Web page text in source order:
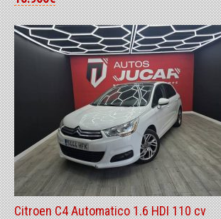
Citroen C4 Automatico 1.6 HDI 110 cv